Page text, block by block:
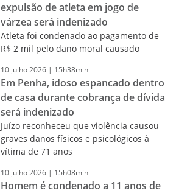
expulsão de atleta em jogo de
várzea será indenizado
Atleta foi condenado ao pagamento de
R$ 2 mil pelo dano moral causado
10 julho2026 | 15h38min
Em Penha, idoso espancado dentro
de casa durante cobrança de dívida
será indenizado
Juízo reconheceu que violência causou
graves danos físicos e psicológicos à
vítima de 71 anos
10 julho2026 | 15h08min
Homem é condenado a 11 anos de